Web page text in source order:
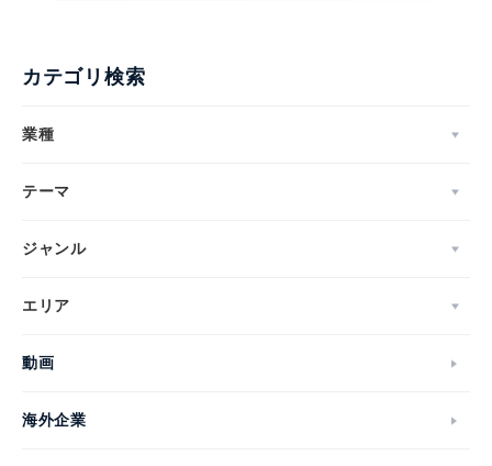
カテゴリ検索
業種
テーマ
ジャンル
エリア
動画
海外企業